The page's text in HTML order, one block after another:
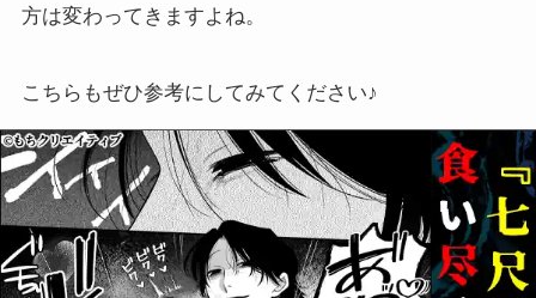
方は変わってきますよね。
こちらもぜひ参考にしてみてください♪